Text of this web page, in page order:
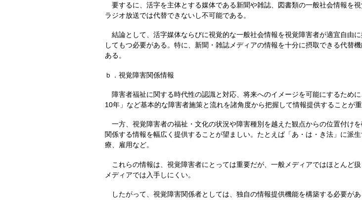
要するに、活字を主体とする媒体である新聞や雑誌、図書類の一般社会情報を
ラジオ放送では代替できないし不可能である。
結論として、活字媒体ならびに視覚的な一般社会情報を視覚障害者が適宜自由
してもつ必要がある。特に、新聞・雑誌メディアの情報を十分に摂取できる代替
ある。
ｂ．視覚障害関係情報
障害者福祉に関する時代性の認識と対応、将来へのイメージを可能にするため
10年」など基本的な障害者施策と流れを諸角度から把握して情報提供することが重
一方、視覚障害者の福祉・文化の状況や障害種別を越えた観点からの位置付け
関係する情報を幅広く提供することが望ましい。たとえば「あ・は・き法」に派
療、雇用など。
これらの情報は、視覚障害者にとっては重要だが、一般メディアではほとんど
メディアでは入手しにくい。
したがって、視覚障害関係者としては、独自の情報提供機能を構築する必要が